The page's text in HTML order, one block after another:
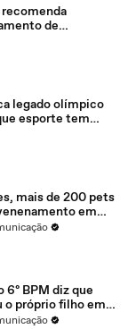
de
legado olímpico
esporte tem
mais de 200 pets
em
6º BPM diz que
o próprio filho em
e armado